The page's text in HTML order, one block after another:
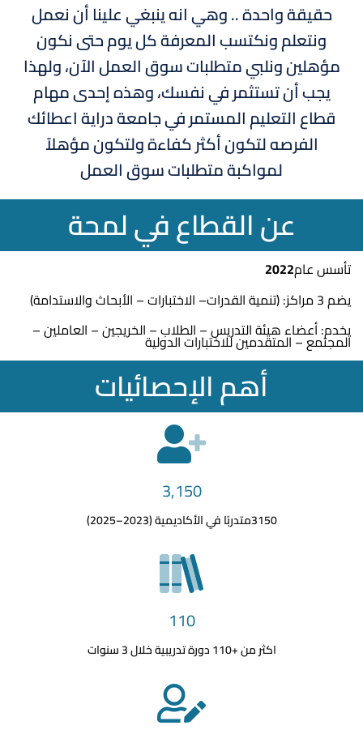
حقيقة واحدة .. وهي انه ينبغي علينا أن نعمل
ونتعلم ونكتسب المعرفة كل يوم حتى نكون
مؤهلين ونلبي متطلبات سوق العمل الآن، ولهذا
يجب أن تستثمر في نفسك، وهذه إحدى مهام
قطاع التعليم المستمر في جامعة دراية اعطائك
الفرصه لتكون أكثر كفاءة ولتكون مؤهلاً
لمواكبة متطلبات سوق العمل
عن القطاع في لمحة
تأسس عام2022
يضم 3 مراكز: (تنمية القدرات– الاختبارات – الأبحاث والاستدامة)
يخدم: أعضاء هيئة التدريس – الطلاب – الخريجين – العاملين –
المجتمع – المتقدمين للاختبارات الدولية
أهم الإحصائيات
3,150
3150متدربًا في الأكاديمية (2023–2025)
110
اكثر من +110 دورة تدريبية خلال 3 سنوات